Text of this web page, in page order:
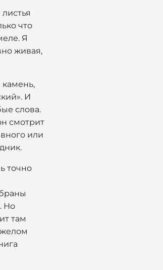
что
Я
живая,
камень,
И
слова.
смотрит
или
точно
Но
там